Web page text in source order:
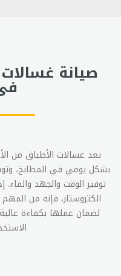
صيانة
تعد غسالات الأطباق من
بشكل يومي في المطابخ،
توفير الوقت والجهد
الكتروستار، فإنه من
لضمان عملها بكفاءة